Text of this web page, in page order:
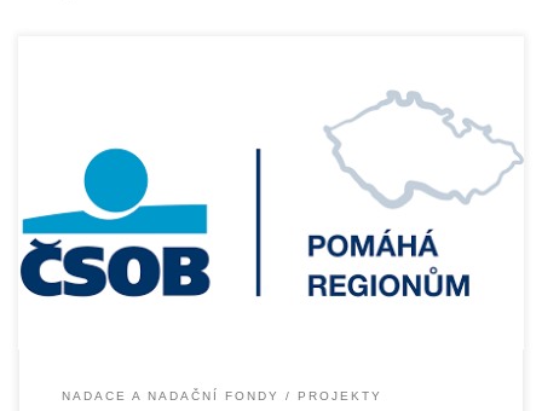
Prostřednictvím pravidelného doučování chceme pomoci
dětem se znevýhodněním zažít ve škole úspěch
a podpořit jejich začlenění do kolektivu i uplatnění
v budoucím životě.
NADACE A NADAČNÍ FONDY PROJEKTY